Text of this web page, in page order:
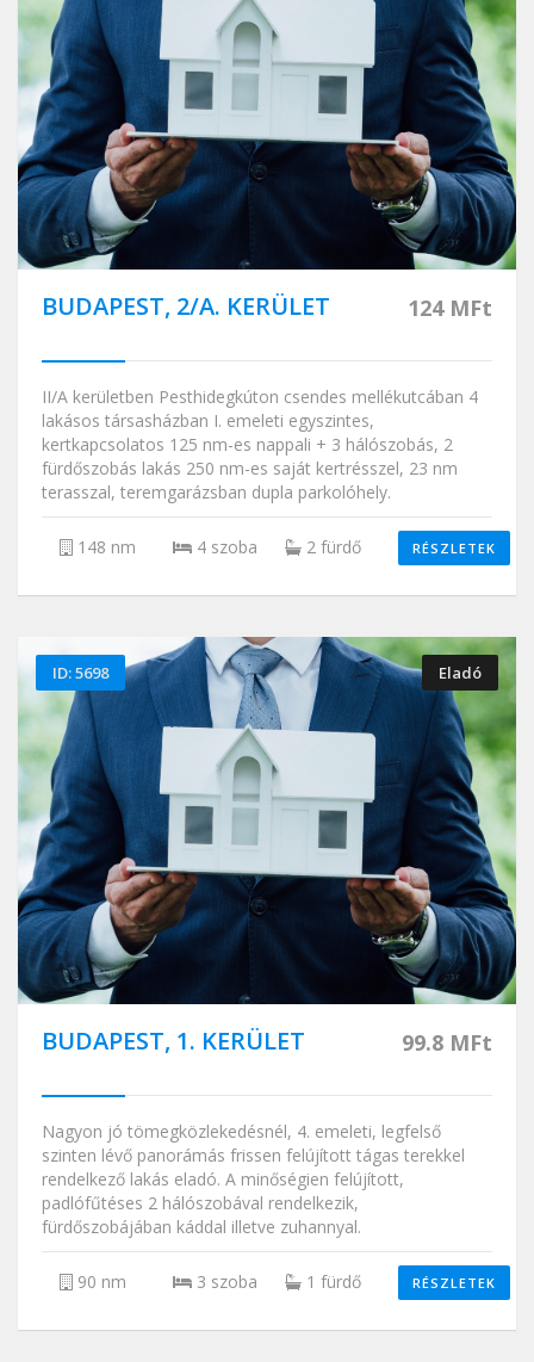
BUDAPEST, 2/A. KERÜLET 124 MFt
II/A kerületben Pesthidegkúton csendes mellékutcában 4
lakásos társasházban I. emeleti egyszintes,
kertkapcsolatos 125 nm-es nappali + 3 hálószobás, 2
fürdőszobás lakás 250 nm-es saját kertrésszel, 23 nm
terasszal, teremgarázsban dupla parkolóhely.
148 nm 4 szoba 2 fürdő RÉSZLETEK
ID: 5698 Eladó
BUDAPEST, 1. KERÜLET 99.8 MFt
Nagyon jó tömegközlekedésnél, 4. emeleti, legfelső
szinten lévő panorámás frissen felújított tágas terekkel
rendelkező lakás eladó. A minőségien felújított,
padlófűtéses 2 hálószobával rendelkezik,
fürdőszobájában káddal illetve zuhannyal.
90 nm 3 szoba 1 fürdő RÉSZLETEK